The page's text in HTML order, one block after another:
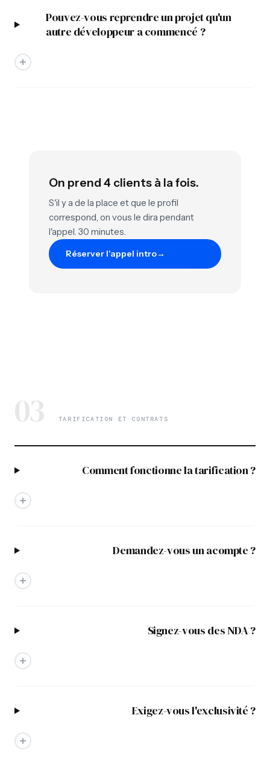
Pouvez-vous reprendre un projet qu'un
autre développeur a commencé ?
On prend 4 clients à la fois.
S'il y a de la place et que le profil
correspond, on vous le dira pendant
l'appel. 30 minutes.
Réserver l'appel intro→
03 TARIFICATION ET CONTRATS
Comment fonctionne la tarification ?
Demandez-vous un acompte ?
Signez-vous des NDA ?
Exigez-vous l'exclusivité ?